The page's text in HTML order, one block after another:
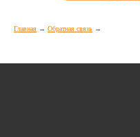
Главная Обратная связь